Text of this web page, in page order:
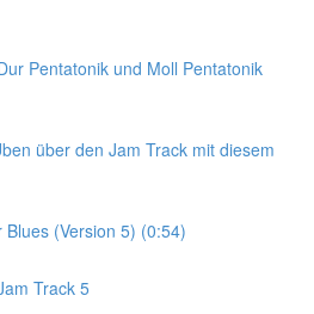
Pentatonik und Moll Pentatonik
über den Jam Track mit diesem
(Version 5) (0:54)
Track 5